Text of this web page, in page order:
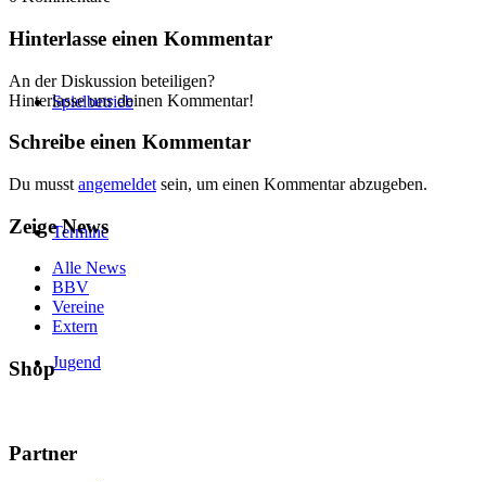
Spielbetrieb
Termine
Jugend
Hinterlasse einen Kommentar
An der Diskussion beteiligen?
Hinterlasse uns deinen Kommentar!
Schreibe einen Kommentar
Du musst angemeldet sein, um einen Kommentar abzugeben.
Zeige News
Alle News
BBV
Vereine
Extern
Shop
Partner